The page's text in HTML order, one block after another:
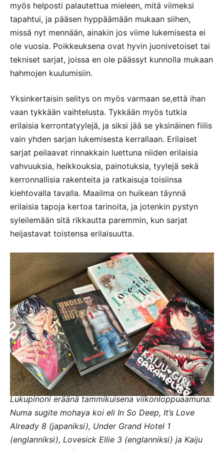
myös helposti palautettua mieleen, mitä viimeksi
tapahtui, ja pääsen hyppäämään mukaan siihen,
missä nyt mennään, ainakin jos viime lukemisesta ei
ole vuosia. Poikkeuksena ovat hyvin juonivetoiset tai
tekniset sarjat, joissa en ole päässyt kunnolla mukaan
hahmojen kuulumisiin.
Yksinkertaisin selitys on myös varmaan se,että ihan
vaan tykkään vaihtelusta. Tykkään myös tutkia
erilaisia kerrontatyylejä, ja siksi jää se yksinäinen fiilis
vain yhden sarjan lukemisesta kerrallaan. Erilaiset
sarjat peilaavat rinnakkain luettuna niiden erilaisia
vahvuuksia, heikkouksia, painotuksia, tyylejä sekä
kerronnallisia rakenteita ja ratkaisuja toisiinsa
kiehtovalla tavalla. Maailma on huikean täynnä
erilaisia tapoja kertoa tarinoita, ja jotenkin pystyn
syleilemään sitä rikkautta paremmin, kun sarjat
heijastavat toistensa erilaisuutta.
Lukupinoni eräänä tammikuisena viikonloppuaamuna:
Numa sugite mohaya koi eli In So Deep, It’s Love
Already 8 (japaniksi), Under Grand Hotel 1
(englanniksi), Lovesick Ellie 3 (englanniksi) ja Kaiju